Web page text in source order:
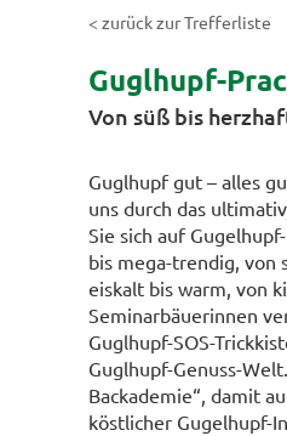
< zurück zur Trefferliste
Guglhupf-
Von süß bis
Guglhupf gut – alles
uns durch das
Sie sich auf
bis mega-trendig, von
eiskalt bis warm, von
Seminarbäuerinnen
Guglhupf-SOS-
Guglhupf-Genuss-
Backademie“, damit
köstlicher Gugelhupf-